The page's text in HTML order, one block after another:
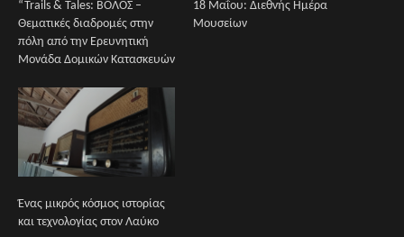
“Trails & Tales: ΒΟΛΟΣ –
Θεματικές διαδρομές στην
πόλη από την Ερευνητική
Μονάδα Δομικών Κατασκευών
18 Μαΐου: Διεθνής Ημέρα
Μουσείων
Ένας μικρός κόσμος ιστορίας
και τεχνολογίας στον Λαύκο